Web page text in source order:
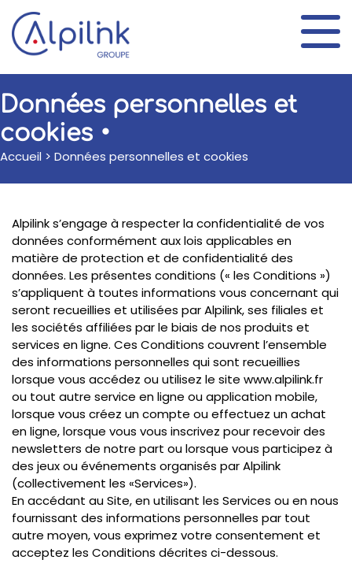
Données personnelles et
cookies
Accueil > Données personnelles et cookies
Alpilink s’engage à respecter la confidentialité de vos
données conformément aux lois applicables en
matière de protection et de confidentialité des
données. Les présentes conditions (« les Conditions »)
s’appliquent à toutes informations vous concernant qui
seront recueillies et utilisées par Alpilink, ses filiales et
les sociétés affiliées par le biais de nos produits et
services en ligne. Ces Conditions couvrent l’ensemble
des informations personnelles qui sont recueillies
lorsque vous accédez ou utilisez le site www.alpilink.fr
ou tout autre service en ligne ou application mobile,
lorsque vous créez un compte ou effectuez un achat
en ligne, lorsque vous vous inscrivez pour recevoir des
newsletters de notre part ou lorsque vous participez à
des jeux ou événements organisés par Alpilink
(collectivement les «Services»).
En accédant au Site, en utilisant les Services ou en nous
fournissant des informations personnelles par tout
autre moyen, vous exprimez votre consentement et
acceptez les Conditions décrites ci-dessous.
Panneau de gestion des cookies